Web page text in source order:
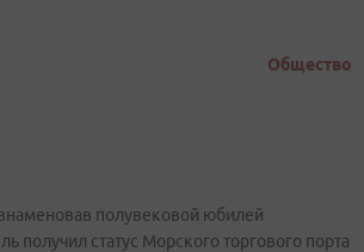
Общество
полувековой юбилей
получил статус Морского торгового порта